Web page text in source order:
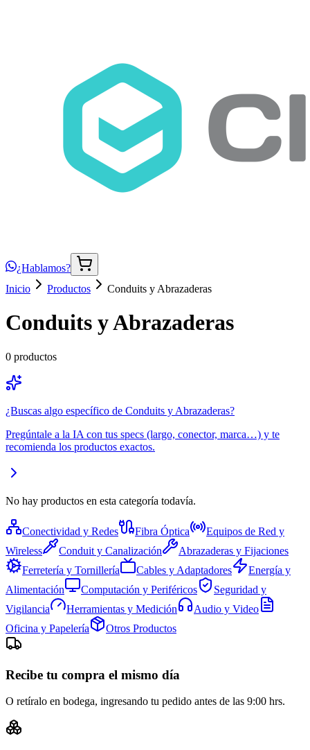
¿Hablamos?
Inicio
Productos Conduits y Abrazaderas
Conduits y Abrazaderas
0 productos
¿Buscas algo específico de Conduits y Abrazaderas?
Pregúntale a la IA con tus specs (largo, conector, marca…) y te
recomienda los productos exactos.
No hay productos en esta categoría todavía.
Conectividad y Redes Fibra Óptica
Equipos de Red y
Wireless
Conduit y Canalización
Abrazaderas y Fijaciones
Ferretería y Tornillería
Cables y Adaptadores
Energía y
Alimentación
Computación y Periféricos
Seguridad y
Vigilancia
Herramientas y Medición
Audio y Video
Oficina y Papelería
Otros Productos
Recibe tu compra el mismo día
O retíralo en bodega, ingresando tu pedido antes de las 9:00 hrs.